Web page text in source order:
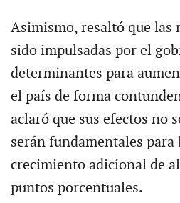
Asimismo, resaltó que las
sido impulsadas por el
determinantes para
el país de forma
aclaró que sus efectos no
serán fundamentales para
crecimiento adicional de
puntos porcentuales.